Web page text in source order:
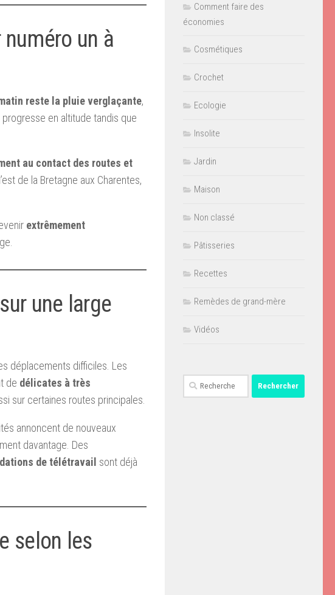
un à
reste la pluie verglaçante,
progresse en altitude tandis que
au contact des routes et
de la Bretagne aux Charentes,
extrêmement
une large
déplacements difficiles. Les
de délicates à très
sur certaines routes principales.
annoncent de nouveaux
davantage. Des
de télétravail sont déjà
selon les
Comment faire des
économies
Cosmétiques
Crochet
Ecologie
Insolite
Jardin
Maison
Non classé
Pâtisseries
Recettes
Remèdes de grand-mère
Vidéos
Rechercher :